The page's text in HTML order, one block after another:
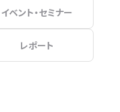
イベント・セミナー
レポート